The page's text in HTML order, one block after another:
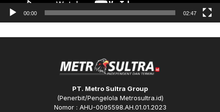
00:00 02:47
PT. Metro Sultra Group
(Penerbit/Pengelola Metrosultra.id)
Nomor : AHU-0095598.AH.01.01.2023